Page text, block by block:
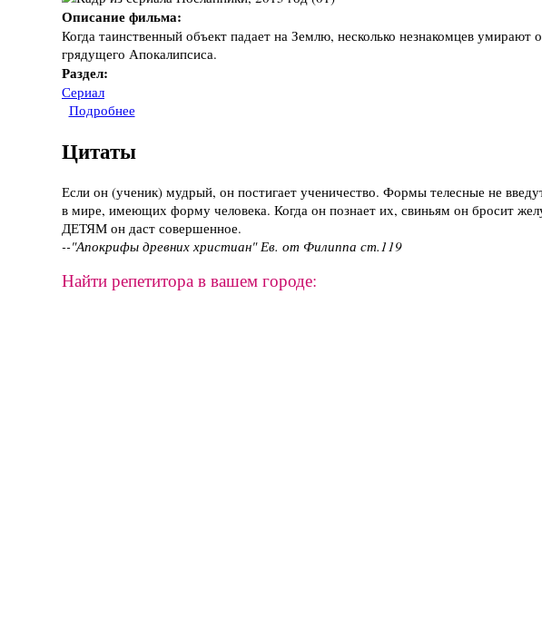
Описание фильма:
Когда таинственный объект падает на Землю, несколько незнакомцев
грядущего Апокалипсиса.
Раздел:
Сериал
Подробнее
Цитаты
Если он (ученик) мудрый, он постигает ученичество. Формы телесные не
в мире, имеющих форму человека. Когда он познает их, свиньям он бросит
ДЕТЯМ он даст совершенное.
--"Апокрифы древних христиан" Ев. от Филиппа ст.119
Найти репетитора в вашем городе: